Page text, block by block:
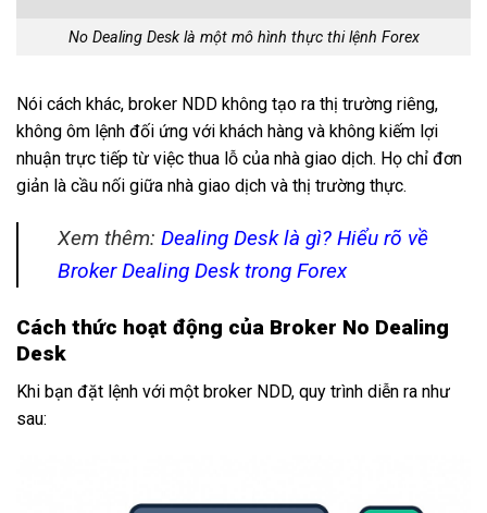
No Dealing Desk là một mô hình thực thi lệnh Forex
Nói cách khác, broker NDD không tạo ra thị trường riêng,
không ôm lệnh đối ứng với khách hàng và không kiếm lợi
nhuận trực tiếp từ việc thua lỗ của nhà giao dịch. Họ chỉ đơn
giản là cầu nối giữa nhà giao dịch và thị trường thực.
Xem thêm: Dealing Desk là gì? Hiểu rõ về
Broker Dealing Desk trong Forex
Cách thức hoạt động của Broker No Dealing
Desk
Khi bạn đặt lệnh với một broker NDD, quy trình diễn ra như
sau: